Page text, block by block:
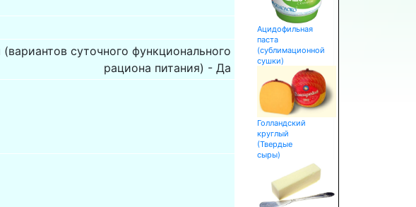
суточного функционального
рациона питания) - Да
Ацидофильная
паста
(сублимационной
сушки)
Голландский
круглый
(Твердые
сыры)